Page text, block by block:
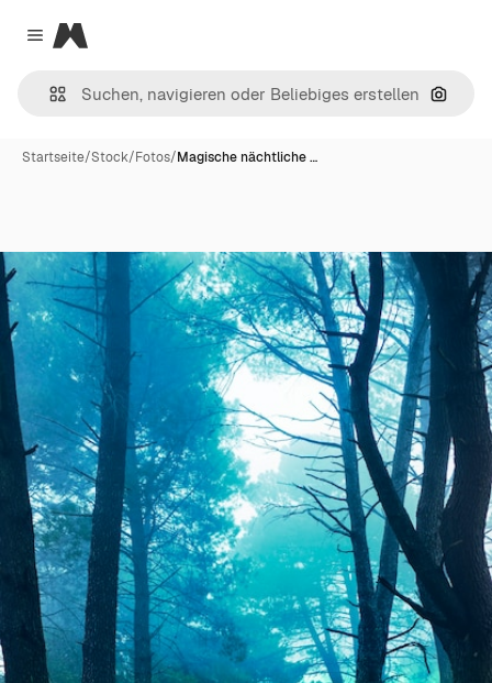
Close menu
Magnific
Nach
Startseite/Stock/Fotos/Magische nächtliche …